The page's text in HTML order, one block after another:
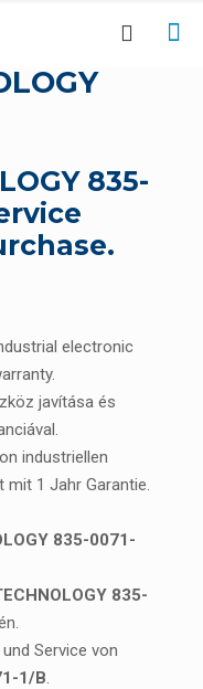
835-
electronic
javítása és
industriellen
mit 1 Jahr Garantie.
835-0071-
835-
Service von
1/B.